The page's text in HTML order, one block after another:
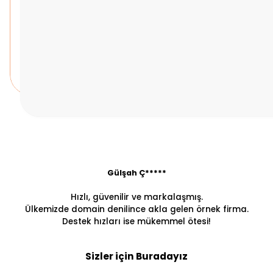
Gülşah Ç*****
Hızlı, güvenilir ve markalaşmış.
Ülkemizde domain denilince akla gelen örnek firma.
Destek hızları ise mükemmel ötesi!
Sizler için Buradayız